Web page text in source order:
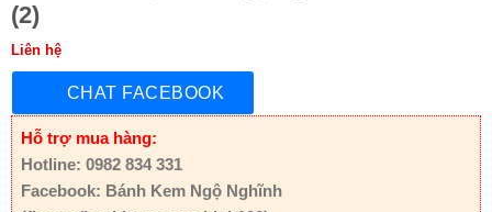
(2)
Liên hệ
CHAT FACEBOOK
Hỗ trợ mua hàng:
Hotline: 0982 834 331
Facebook: Bánh Kem Ngộ Nghĩnh